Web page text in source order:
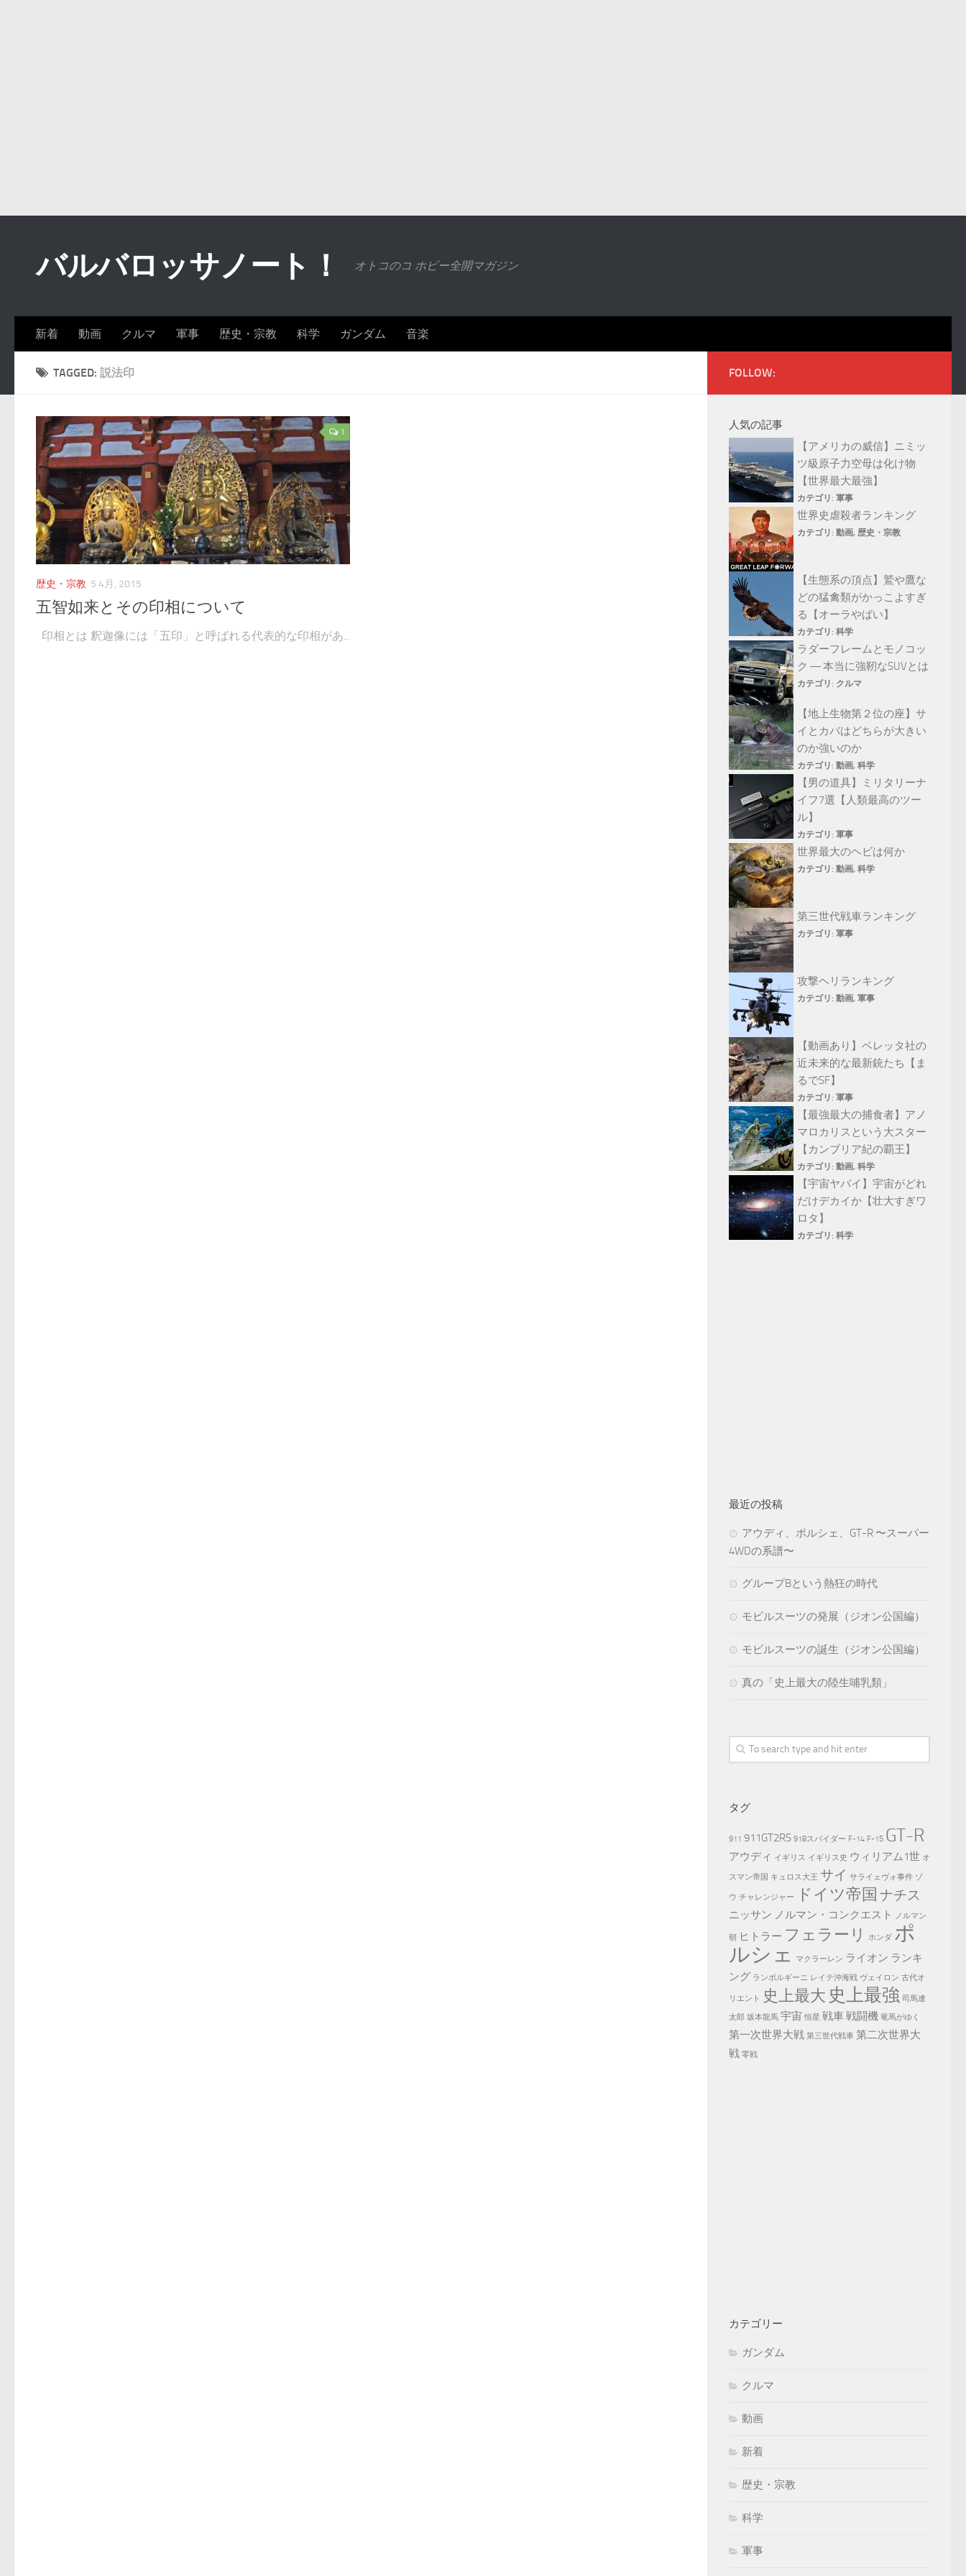
バルバロッサノート！ オトコのコ ホビー全開マガジン
新着 動画 クルマ 軍事 歴史・宗教 科学 ガンダム 音楽
TAGGED: 説法印
1
歴史・宗教 5 4月, 2015
五智如来とその印相について
印相とは 釈迦像には「五印」と呼ばれる代表的な印相があ...
FOLLOW:
人気の記事
【アメリカの威信】ニミッ
ツ級原子力空母は化け物
【世界最大最強】
カテゴリ: 軍事
世界史虐殺者ランキング
カテゴリ: 動画, 歴史・宗教
【生態系の頂点】鷲や鷹な
どの猛禽類がかっこよすぎ
る【オーラやばい】
カテゴリ: 科学
ラダーフレームとモノコッ
ク ― 本当に強靭なSUVとは
カテゴリ: クルマ
【地上生物第２位の座】サ
イとカバはどちらが大きい
のか強いのか
カテゴリ: 動画, 科学
【男の道具】ミリタリーナ
イフ7選【人類最高のツー
ル】
カテゴリ: 軍事
世界最大のヘビは何か
カテゴリ: 動画, 科学
第三世代戦車ランキング
カテゴリ: 軍事
攻撃ヘリランキング
カテゴリ: 動画, 軍事
【動画あり】ベレッタ社の
近未来的な最新銃たち【ま
るでSF】
カテゴリ: 軍事
【最強最大の捕食者】アノ
マロカリスという大スター
【カンブリア紀の覇王】
カテゴリ: 動画, 科学
【宇宙ヤバイ】宇宙がどれ
だけデカイか【壮大すぎワ
ロタ】
カテゴリ: 科学
最近の投稿
アウディ、ポルシェ、GT-R 〜スーパー
4WDの系譜〜
グループBという熱狂の時代
モビルスーツの発展（ジオン公国編）
モビルスーツの誕生（ジオン公国編）
真の「史上最大の陸生哺乳類」
タグ
911 911GT2RS 918スパイダー F-14 F-15 GT-R
アウディ イギリス イギリス史 ウィリアム1世 オ
スマン帝国 キュロス大王 サイ サライェヴォ事件 ゾ
ウ チャレンジャー ドイツ帝国 ナチス
ニッサン ノルマン・コンクエスト ノルマン
朝 ヒトラー フェラーリ ホンダ ポ
ルシェ
マクラーレン ライオン ランキ
ング ランボルギーニ レイテ沖海戦 ヴェイロン 古代オ
リエント 史上最大 史上最強 司馬遼
太郎 坂本龍馬 宇宙 恒星 戦車戦闘機 竜馬がゆく
第一次世界大戦 第三世代戦車 第二次世界大
戦 零戦
カテゴリー
ガンダム
クルマ
動画
新着
歴史・宗教
科学
軍事